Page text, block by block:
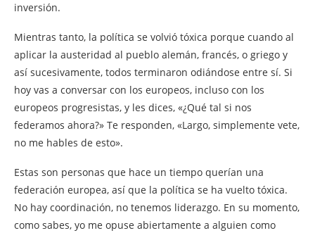
inversión.
Mientras tanto, la política se volvió tóxica porque cuando al
aplicar la austeridad al pueblo alemán, francés, o griego y
así sucesivamente, todos terminaron odiándose entre sí. Si
hoy vas a conversar con los europeos, incluso con los
europeos progresistas, y les dices, «¿Qué tal si nos
federamos ahora?» Te responden, «Largo, simplemente vete,
no me hables de esto».
Estas son personas que hace un tiempo querían una
federación europea, así que la política se ha vuelto tóxica.
No hay coordinación, no tenemos liderazgo. En su momento,
como sabes, yo me opuse abiertamente a alguien como